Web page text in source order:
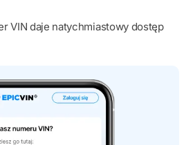
VIN daje natychmiastowy dostęp